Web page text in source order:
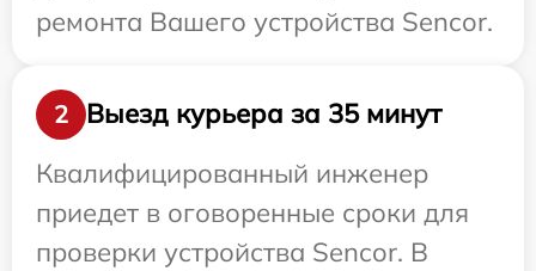
ремонта Вашего устройства Sencor.
2
Выезд курьера за 35 минут
Квалифицированный инженер
приедет в оговоренные сроки для
проверки устройства Sencor. В